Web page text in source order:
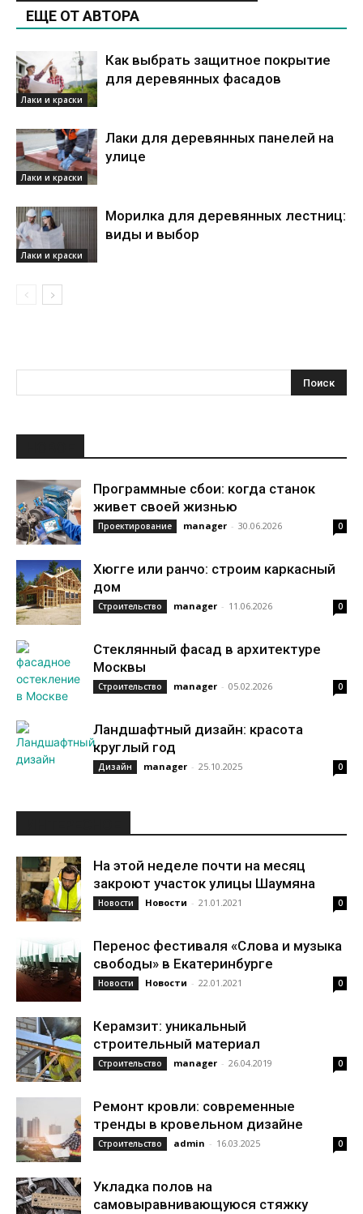
ЕЩЕ ОТ АВТОРА
Лаки и краски
Как выбрать защитное покрытие
для деревянных фасадов
Лаки и краски
Лаки для деревянных панелей на
улице
Лаки и краски
Морилка для деревянных лестниц:
виды и выбор
Программные сбои: когда станок
живет своей жизнью
Проектирование manager - 30.06.2026 0
Хюгге или ранчо: строим каркасный
дом
Строительство manager - 11.06.2026 0
Стеклянный фасад в архитектуре
Москвы
Строительство manager - 05.02.2026 0
Ландшафтный дизайн: красота
круглый год
Дизайн manager - 25.10.2025 0
На этой неделе почти на месяц
закроют участок улицы Шаумяна
Новости Новости - 21.01.2021 0
Перенос фестиваля «Слова и музыка
свободы» в Екатеринбурге
Новости Новости - 22.01.2021 0
Керамзит: уникальный
строительный материал
Строительство manager - 26.04.2019 0
Ремонт кровли: современные
тренды в кровельном дизайне
Строительство admin - 16.03.2025 0
Укладка полов на
самовыравнивающуюся стяжку